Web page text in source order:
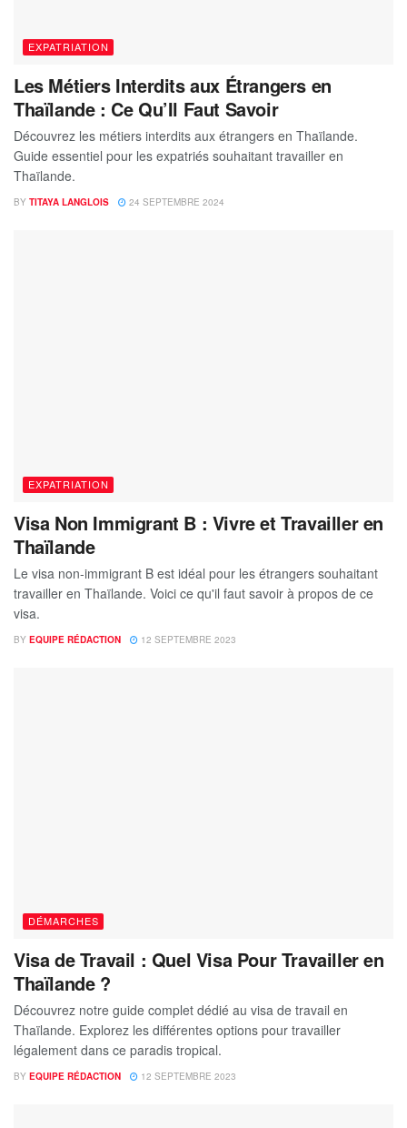
EXPATRIATION
Les Métiers Interdits aux Étrangers en
Thaïlande : Ce Qu’Il Faut Savoir
Découvrez les métiers interdits aux étrangers en Thaïlande.
Guide essentiel pour les expatriés souhaitant travailler en
Thaïlande.
BY TITAYA LANGLOIS 24 SEPTEMBRE 2024
EXPATRIATION
Visa Non Immigrant B : Vivre et Travailler en
Thaïlande
Le visa non-immigrant B est idéal pour les étrangers souhaitant
travailler en Thaïlande. Voici ce qu'il faut savoir à propos de ce
visa.
BY EQUIPE RÉDACTION 12 SEPTEMBRE 2023
DÉMARCHES
Visa de Travail : Quel Visa Pour Travailler en
Thaïlande ?
Découvrez notre guide complet dédié au visa de travail en
Thaïlande. Explorez les différentes options pour travailler
légalement dans ce paradis tropical.
BY EQUIPE RÉDACTION 12 SEPTEMBRE 2023